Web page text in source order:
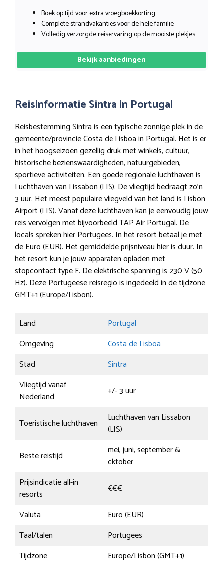
Boek op tijd voor extra vroegboekkorting
Complete strandvakanties voor de hele familie
Volledig verzorgde reiservaring op de mooiste plekjes
Bekijk aanbiedingen
Reisinformatie Sintra in Portugal
Reisbestemming Sintra is een typische zonnige plek in de
gemeente/provincie Costa de Lisboa in Portugal. Het is er
in het hoogseizoen gezellig druk met winkels, cultuur,
historische bezienswaardigheden, natuurgebieden,
sportieve activiteiten. Een goede regionale luchthaven is
Luchthaven van Lissabon (LIS). De vliegtijd bedraagt zo’n
3 uur. Het meest populaire vliegveld van het land is Lisbon
Airport (LIS). Vanaf deze luchthaven kan je eenvoudig jouw
reis vervolgen met bijvoorbeeld TAP Air Portugal. De
locals spreken hier Portugees. In het resort betaal je met
de Euro (EUR). Het gemiddelde prijsniveau hier is duur. In
het resort kun je jouw apparaten opladen met
stopcontact type F. De elektrische spanning is 230 V (50
Hz). Deze Portugeese reisregio is ingedeeld in de tijdzone
GMT+1 (Europe/Lisbon).
Land
Portugal
Omgeving
Costa de Lisboa
Stad
Sintra
Vliegtijd vanaf
Nederland
+/- 3 uur
Toeristische luchthaven
Luchthaven van Lissabon
(LIS)
Beste reistijd
mei, juni, september &
oktober
Prijsindicatie all-in
resorts
€€€
Valuta
Euro (EUR)
Taal/talen
Portugees
Tijdzone
Europe/Lisbon (GMT+1)